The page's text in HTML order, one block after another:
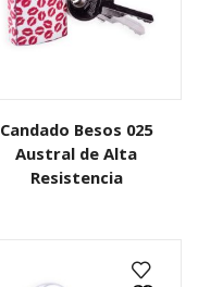
Candado Besos 025
Austral de Alta
Resistencia